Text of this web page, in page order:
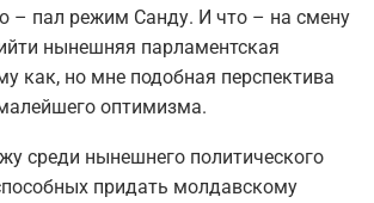
– пал режим Санду. И что – на смену
нынешняя парламентская
как, но мне подобная перспектива
оптимизма.
среди нынешнего политического
придать молдавскому